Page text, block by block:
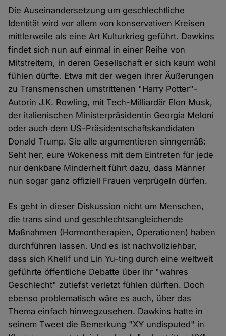
Die Auseinandersetzung um geschlechtliche
Identität wird vor allem von konservativen Kreisen
mittlerweile als eine Art Kulturkrieg geführt. Dawkins
findet sich nun auf einmal in einer Reihe von
Mitstreitern, in deren Gesellschaft er sich kaum wohl
fühlen dürfte. Etwa mit der wegen ihrer Äußerungen
zu Transmenschen umstrittenen "Harry Potter"-
Autorin J.K. Rowling, mit Tech-Milliardär Elon Musk,
der italienischen Ministerpräsidentin Georgia Meloni
oder auch dem US-Präsidentschaftskandidaten
Donald Trump. Sie alle argumentieren sinngemäß:
Seht her, eure Wokeness mit dem Eintreten für jede
nur denkbare Minderheit führt dazu, dass Männer
nun sogar ganz offiziell Frauen verprügeln dürfen.
Es geht in dieser Diskussion nicht um Menschen,
die trans sind und geschlechtsangleichende
Maßnahmen (Hormontherapien, Operationen) haben
durchführen lassen. Und es ist nachvollziehbar,
dass sich Khelif und Lin Yu-ting durch eine weltweit
geführte öffentliche Debatte über ihr "wahres
Geschlecht" zutiefst verletzt fühlen dürften. Doch
ebenso problematisch wäre es auch, über das
Thema einfach hinwegzusehen. Dawkins hatte in
seinem Tweet die Bemerkung "XY undisputed" in